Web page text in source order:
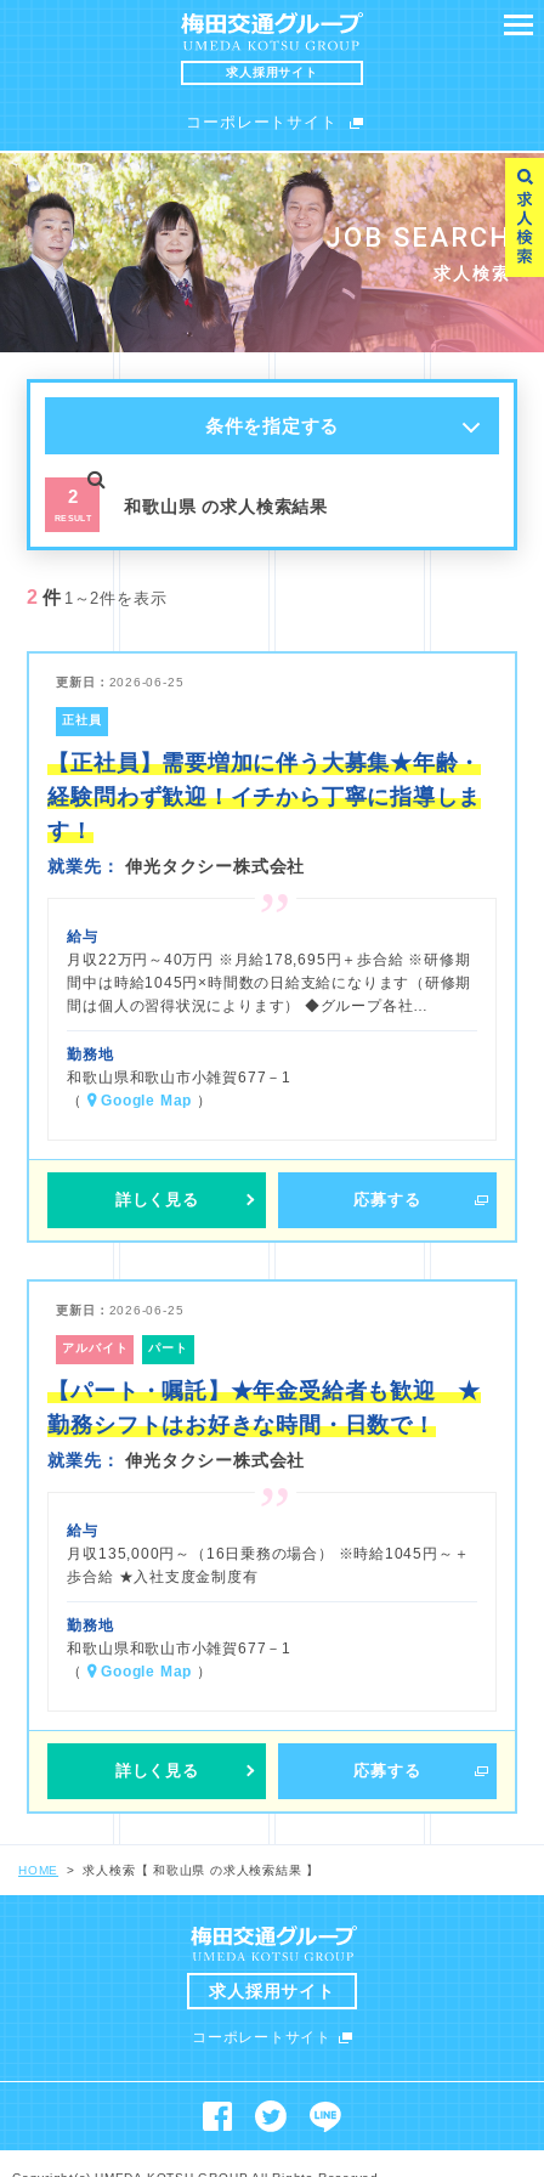
求人採用サイト
コーポレートサイト
SEARCH
求人検索
MESSAGE
求職者の皆様へ
INTERVIEW
スタッフインタビュー
FAQ
JOB SEARCH
求人検索
条件を指定する
2
RESULT
和歌山県 の求人検索結果
2 件 1～2件を表示
更新日： 2026-06-25
正社員
【正社員】需要増加に伴う大募集★年齢・
経験問わず歓迎！イチから丁寧に指導しま
す！
就業先 伸光タクシー株式会社
給与
月収22万円～40万円 ※月給178,695円＋歩合給 ※研修期
間中は時給1045円×時間数の日給支給になります（研修期
間は個人の習得状況によります） ◆グループ各社…
勤務地
和歌山県和歌山市小雑賀677－1
（
Google Map ）
詳しく見る 応募する
更新日： 2026-06-25
アルバイト パート
【パート・嘱託】★年金受給者も歓迎 ★
勤務シフトはお好きな時間・日数で！
就業先 伸光タクシー株式会社
給与
月収135,000円～（16日乗務の場合） ※時給1045円～＋
歩合給 ★入社支度金制度有
勤務地
和歌山県和歌山市小雑賀677－1
（
Google Map ）
詳しく見る 応募する
HOME 求人検索【 和歌山県 の求人検索結果 】
求人採用サイト
コーポレートサイト